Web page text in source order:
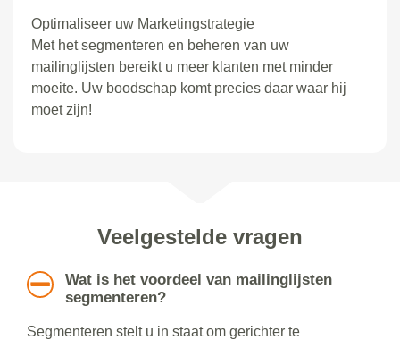
Optimaliseer uw Marketingstrategie
Met het segmenteren en beheren van uw
mailinglijsten bereikt u meer klanten met minder
moeite. Uw boodschap komt precies daar waar hij
moet zijn!
Veelgestelde vragen
Wat is het voordeel van mailinglijsten
segmenteren?
Segmenteren stelt u in staat om gerichter te